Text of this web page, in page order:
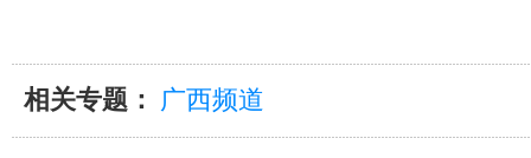
相关专题： 广西频道